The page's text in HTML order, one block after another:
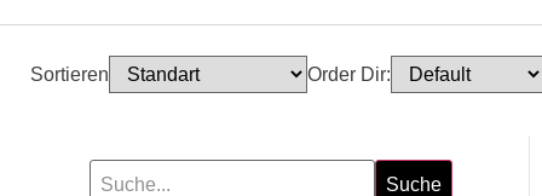
Sortieren Order Dir:
Suche